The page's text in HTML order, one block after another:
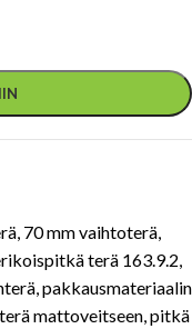
, 70 mm vaihtoterä,
terä 163.9.2,
,pakkausmateriaalin
mattoveitseen,pitkä